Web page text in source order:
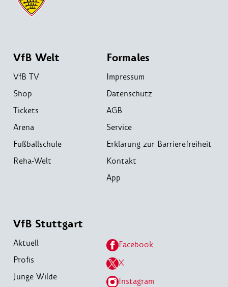
VfB Welt
VfB TV
Shop
Tickets
Arena
Fußballschule
Reha-Welt
Formales
Impressum
Datenschutz
AGB
Service
Erklärung zur Barrierefreiheit
Kontakt
App
VfB Stuttgart
Aktuell
Profis
Junge Wilde
Facebook
X
Instagram